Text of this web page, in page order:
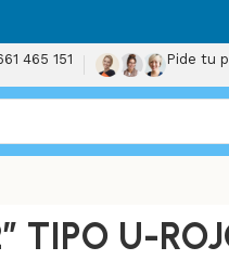
465 151 Pide tu
TIPO U-